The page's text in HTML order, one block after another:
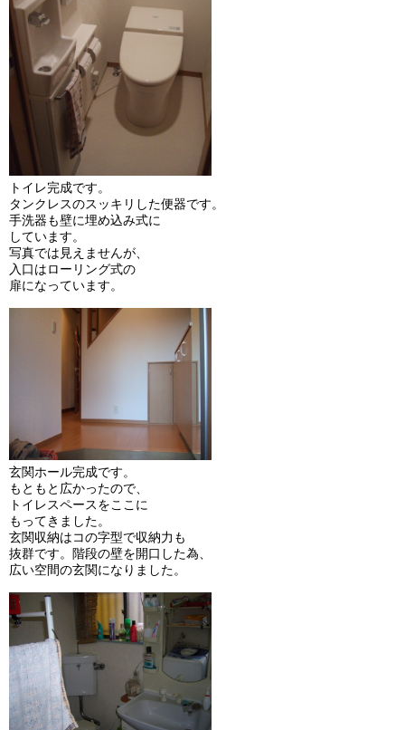
トイレ完成です。
タンクレスのスッキリした便器です。
手洗器も壁に埋め込み式に
しています。
写真では見えませんが、
入口はローリング式の
扉になっています。
玄関ホール完成です。
もともと広かったので、
トイレスペースをここに
もってきました。
玄関収納はコの字型で収納力も
抜群です。階段の壁を開口した為、
広い空間の玄関になりました。